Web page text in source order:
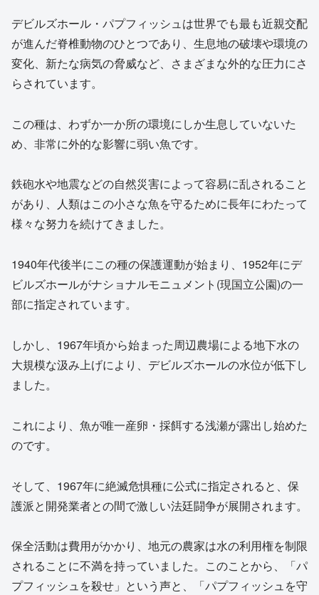
デビルズホール・パプフィッシュは世界でも最も近親交配
が進んだ脊椎動物のひとつであり、生息地の破壊や環境の
変化、新たな病気の脅威など、さまざまな外的な圧力にさ
らされています。
この種は、わずか一か所の環境にしか生息していないた
め、非常に外的な影響に弱い魚です。
鉄砲水や地震などの自然災害によって容易に乱されること
があり、人類はこの小さな魚を守るために長年にわたって
様々な努力を続けてきました。
1940年代後半にこの種の保護運動が始まり、1952年にデ
ビルズホールがナショナルモニュメント(現国立公園)の一
部に指定されています。
しかし、1967年頃から始まった周辺農場による地下水の
大規模な汲み上げにより、デビルズホールの水位が低下し
ました。
これにより、魚が唯一産卵・採餌する浅瀬が露出し始めた
のです。
そして、1967年に絶滅危惧種に公式に指定されると、保
護派と開発業者との間で激しい法廷闘争が展開されます。
保全活動は費用がかかり、地元の農家は水の利用権を制限
されることに不満を持っていました。このことから、「パ
プフィッシュを殺せ」という声と、「パプフィッシュを守